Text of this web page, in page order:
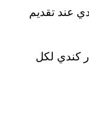
كندي عند تقديم
كندا 490 دولار كندي لكل